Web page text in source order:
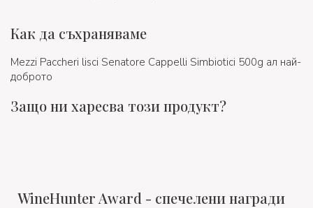
Как да съхраняваме
Mezzi Paccheri lisci Senatore Cappelli Simbiotici 500g ал най-
доброто
Защо ни харесва този продукт?
WineHunter Award - спечелени награди